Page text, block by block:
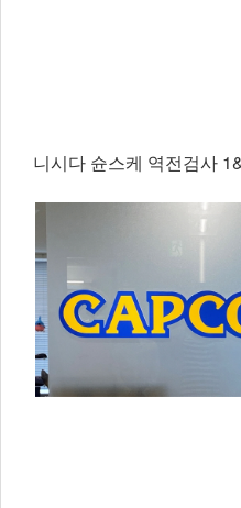
니시다 슌스케 역전검사